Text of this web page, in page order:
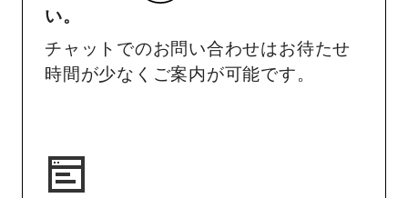
い。
チャットでのお問い合わせはお待たせ
時間が少なくご案内が可能です。